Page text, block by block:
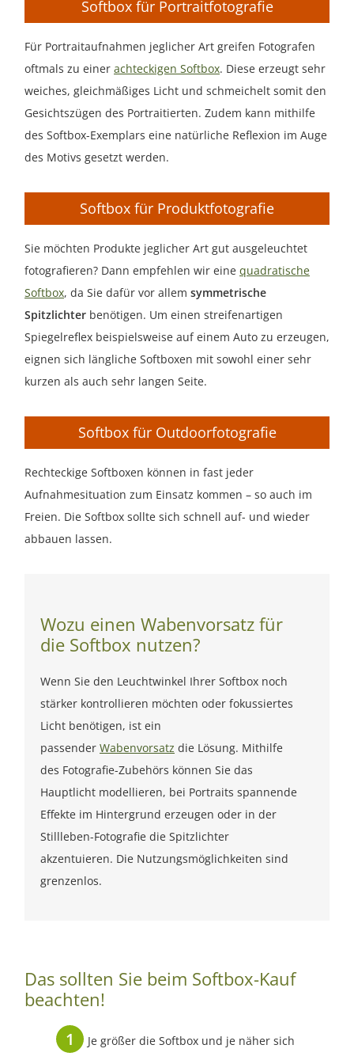
Softbox für Portraitfotografie
Für Portraitaufnahmen jeglicher Art greifen Fotografen
oftmals zu einer achteckigen Softbox. Diese erzeugt sehr
weiches, gleichmäßiges Licht und schmeichelt somit den
Gesichtszügen des Portraitierten. Zudem kann mithilfe
des Softbox-Exemplars eine natürliche Reflexion im Auge
des Motivs gesetzt werden.
Softbox für Produktfotografie
Sie möchten Produkte jeglicher Art gut ausgeleuchtet
fotografieren? Dann empfehlen wir eine quadratische
Softbox, da Sie dafür vor allem symmetrische
Spitzlichter benötigen. Um einen streifenartigen
Spiegelreflex beispielsweise auf einem Auto zu erzeugen,
eignen sich längliche Softboxen mit sowohl einer sehr
kurzen als auch sehr langen Seite.
Softbox für Outdoorfotografie
Rechteckige Softboxen können in fast jeder
Aufnahmesituation zum Einsatz kommen – so auch im
Freien. Die Softbox sollte sich schnell auf- und wieder
abbauen lassen.
Wozu einen Wabenvorsatz für
die Softbox nutzen?
Wenn Sie den Leuchtwinkel Ihrer Softbox noch
stärker kontrollieren möchten oder fokussiertes
Licht benötigen, ist ein
passender Wabenvorsatz die Lösung. Mithilfe
des Fotografie-Zubehörs können Sie das
Hauptlicht modellieren, bei Portraits spannende
Effekte im Hintergrund erzeugen oder in der
Stillleben-Fotografie die Spitzlichter
akzentuieren. Die Nutzungsmöglichkeiten sind
grenzenlos.
Das sollten Sie beim Softbox-Kauf
beachten!
Je größer die Softbox und je näher sich